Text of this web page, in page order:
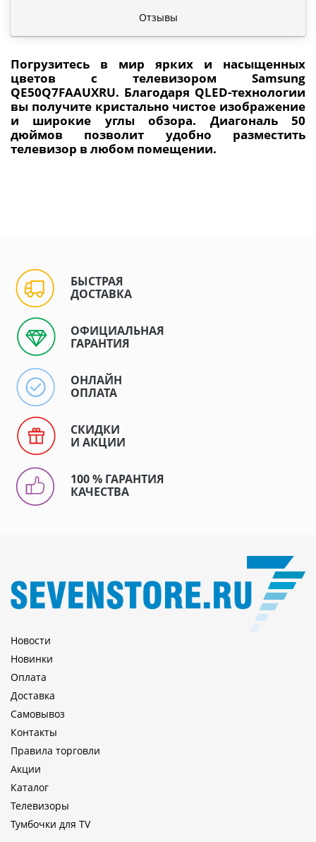
Отзывы
Погрузитесь в мир ярких и насыщенных
цветов с телевизором Samsung
QE50Q7FAAUXRU. Благодаря QLED-технологии
вы получите кристально чистое изображение
и широкие углы обзора. Диагональ 50
дюймов позволит удобно разместить
телевизор в любом помещении.
БЫСТРАЯ
ДОСТАВКА
ОФИЦИАЛЬНАЯ
ГАРАНТИЯ
ОНЛАЙН
ОПЛАТА
СКИДКИ
И АКЦИИ
100 % ГАРАНТИЯ
КАЧЕСТВА
Новости
Новинки
Оплата
Доставка
Самовывоз
Контакты
Правила торговли
Акции
Каталог
Телевизоры
Тумбочки для TV